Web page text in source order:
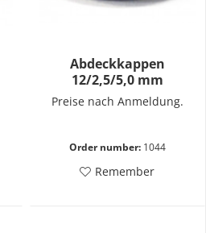
Abdeckkappen
12/2,5/5,0 mm
Preise nach Anmeldung.
Order number: 1044
Remember